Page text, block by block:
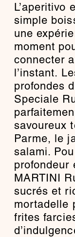
L’aperitivo
simple
une
moment
connecter
l’instant.
profondes
Speciale
savoureux
Parme, le
salami.
profondeur
MARTINI
sucrés et
mortadelle
frites